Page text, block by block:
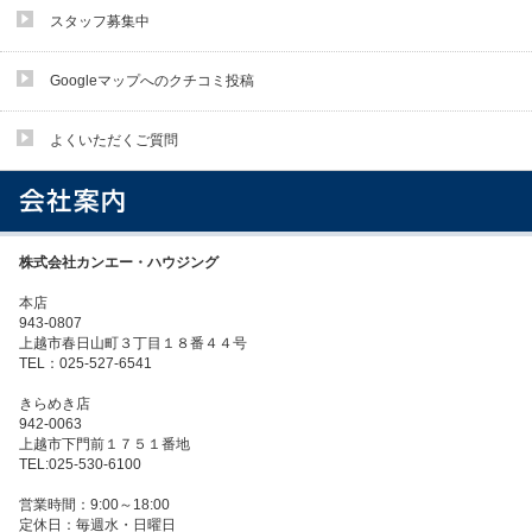
スタッフ募集中
Googleマップへのクチコミ投稿
よくいただくご質問
株式会社カンエー・ハウジング
本店
943-0807
上越市春日山町３丁目１８番４４号
TEL：025-527-6541
きらめき店
942-0063
上越市下門前１７５１番地
TEL:025-530-6100
営業時間：9:00～18:00
定休日：毎週水・日曜日